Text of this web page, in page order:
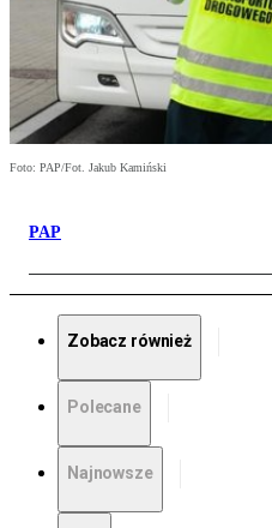
Foto: PAP/Fot. Jakub Kamiński
PAP
Zobacz również
Polecane
Najnowsze